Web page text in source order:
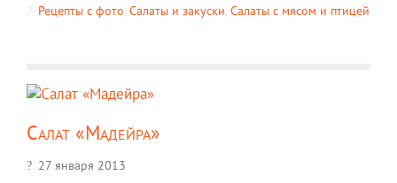
Рецепты c фото, Салаты и закуски, Салаты с мясом и птицей
Салат «Мадейра»
27 января 2013